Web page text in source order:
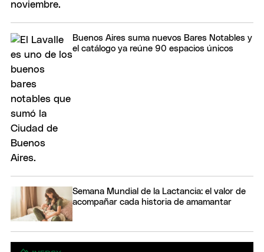
Buenos Aires suma nuevos Bares Notables y
el catálogo ya reúne 90 espacios únicos
Semana Mundial de la Lactancia: el valor de
acompañar cada historia de amamantar